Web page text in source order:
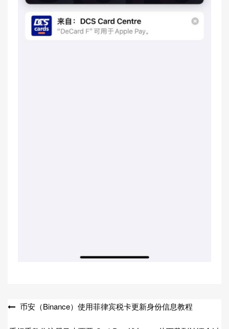
文 币安（Binance）使用菲律宾税卡更新身份信息教程